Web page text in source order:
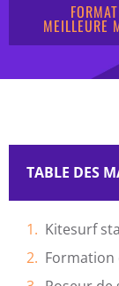
MEILLEURE
TABLE DES